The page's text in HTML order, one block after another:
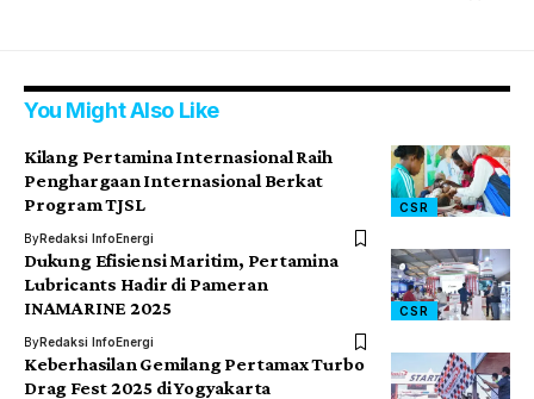
You Might Also Like
CSR
Kilang Pertamina Internasional Raih
Penghargaan Internasional Berkat
Program TJSL
ByRedaksi InfoEnergi
CSR
Dukung Efisiensi Maritim, Pertamina
Lubricants Hadir di Pameran
INAMARINE 2025
ByRedaksi InfoEnergi
Keberhasilan Gemilang Pertamax Turbo
Drag Fest 2025 di Yogyakarta